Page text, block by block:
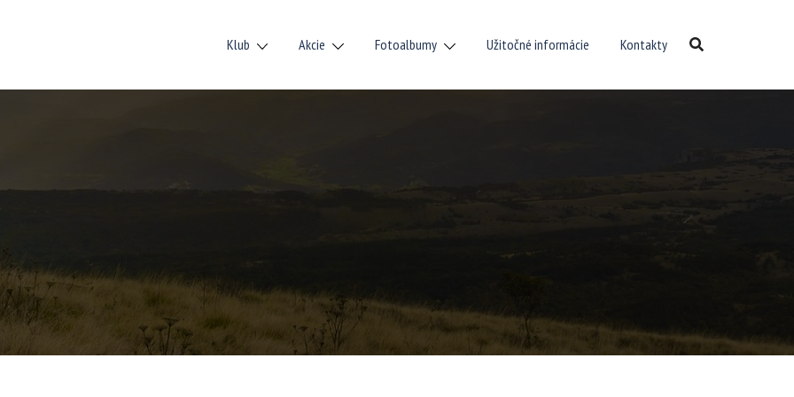
Klub Akcie Fotoalbumy Užitočné informácie Kontakty